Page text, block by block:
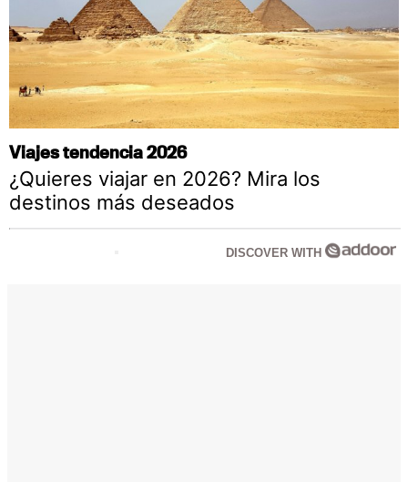
Viajes tendencia 2026
¿Quieres viajar en 2026? Mira los
destinos más deseados
DISCOVER WITH